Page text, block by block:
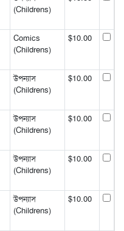
(Childrens)
Comics
(Childrens)
$10.00
উপন্যাস
(Childrens)
$10.00
উপন্যাস
(Childrens)
$10.00
উপন্যাস
(Childrens)
$10.00
উপন্যাস
(Childrens)
$10.00